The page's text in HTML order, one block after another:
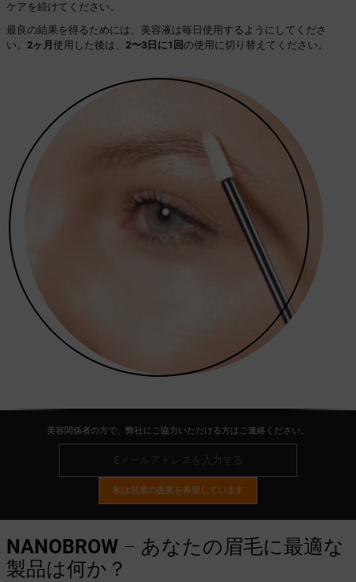
ケアを続けてください。
最良の結果を得るためには、美容液は毎日使用するようにしてくださ
い。 2ヶ月 使用した後は、 2〜3日に1回の使用に切り替えてください。
美容関係者の方で、弊社にご協力いただける方はご連絡ください。
私は営業の提案を希望しています
NANOBROW– あなたの眉毛に最適な
製品は何か？